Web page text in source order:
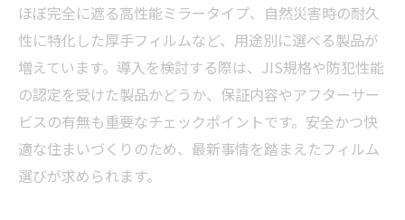
ほぼ完全に遮る高性能ミラータイプ、自然災害時の耐久
性に特化した厚手フィルムなど、用途別に選べる製品が
増えています。導入を検討する際は、JIS規格や防犯性能
の認定を受けた製品かどうか、保証内容やアフターサー
ビスの有無も重要なチェックポイントです。安全かつ快
適な住まいづくりのため、最新事情を踏まえたフィルム
選びが求められます。